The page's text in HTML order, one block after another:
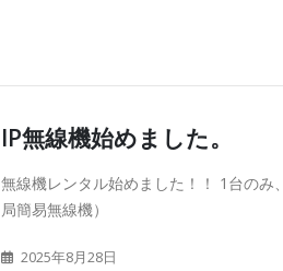
IP無線機始めました。
無線機レンタル始めました！！ 1台の
局簡易無線機）
2025年8月28日